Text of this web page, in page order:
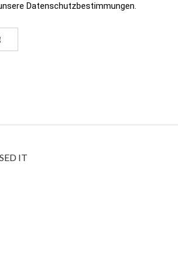
Datenschutzbestimmungen.
IT